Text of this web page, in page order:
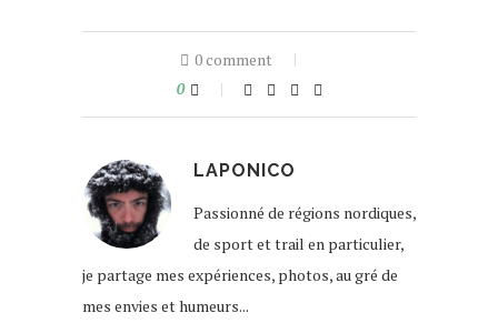
0 comment
0
LAPONICO
Passionné de régions nordiques,
de sport et trail en particulier,
je partage mes expériences, photos, au gré de
mes envies et humeurs...